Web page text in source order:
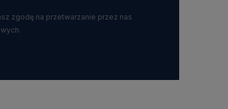
zgodę na przetwarzanie przez nas